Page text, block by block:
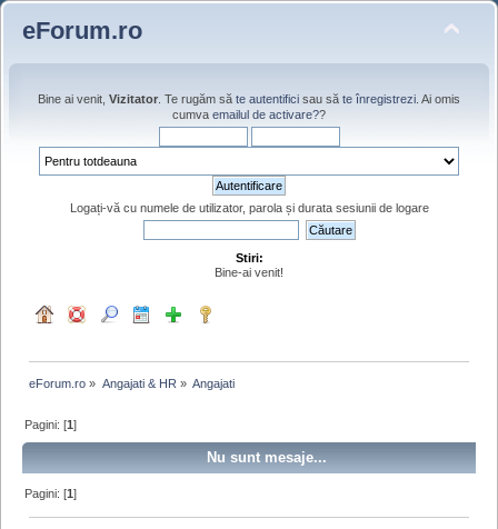
eForum.ro
Bine ai venit, Vizitator . Te rugăm să te autentifici sau să te înregistrezi . Ai omis
cumva emailul de activare??
Logați-vă cu numele de utilizator, parola și durata sesiunii de logare
Stiri:
Bine-ai venit!
eForum.ro » Angajati & HR » Angajati
Pagini: [1]
Nu sunt mesaje...
Pagini: [1]